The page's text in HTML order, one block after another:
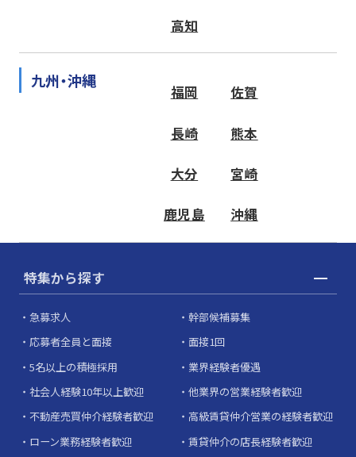
高知
九州・沖縄
福岡 佐賀
長崎 熊本
大分 宮崎
鹿児島 沖縄
特集から探す
急募求人
幹部候補募集
応募者全員と面接
面接1回
5名以上の積極採用
業界経験者優遇
社会人経験10年以上歓迎
他業界の営業経験者歓迎
不動産売買仲介経験者歓迎
高級賃貸仲介営業の経験者歓迎
ローン業務経験者歓迎
賃貸仲介の店長経験者歓迎